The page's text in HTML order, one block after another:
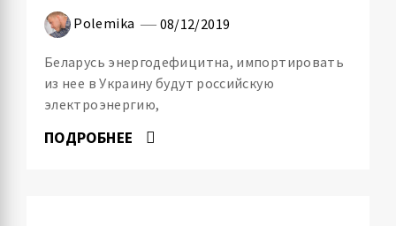
Polemika 08/12/2019
Беларусь энергодефицитна, импортировать
из нее в Украину будут российскую
электроэнергию,
ПОДРОБНЕЕ